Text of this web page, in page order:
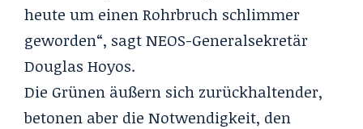
heute um einen Rohrbruch schlimmer
geworden“, sagt NEOS-Generalsekretär
Douglas Hoyos.
Die Grünen äußern sich zurückhaltender,
betonen aber die Notwendigkeit, den